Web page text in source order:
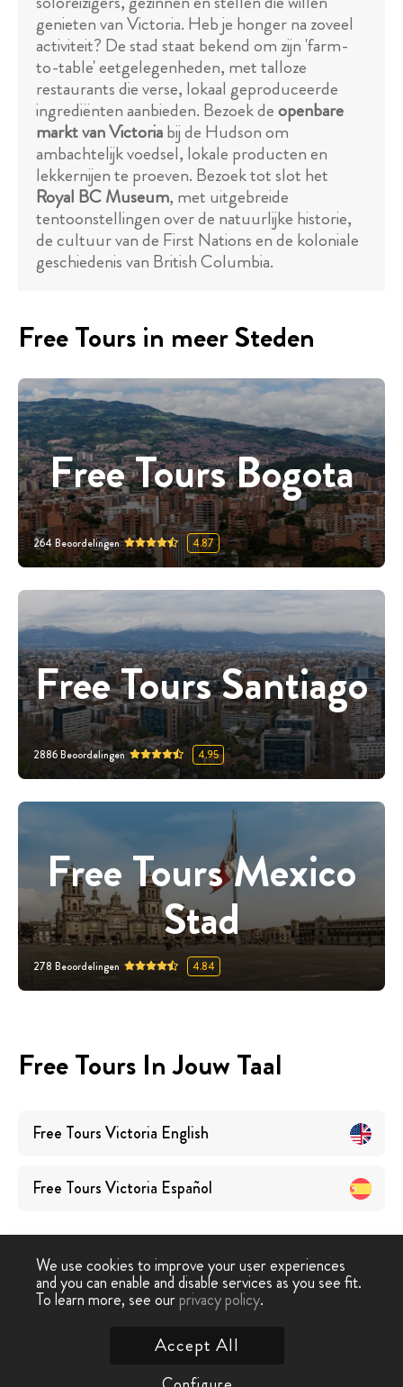
genieten van Victoria. Heb je honger na zoveel
activiteit? De stad staat bekend om zijn 'farm-
to-table' eetgelegenheden, met talloze
restaurants die verse, lokaal geproduceerde
ingrediënten aanbieden. Bezoek deopenbare
markt van Victoriabij de Hudson om
ambachtelijk voedsel, lokale producten en
lekkernijen te proeven. Bezoek tot slot het
Royal BC Museum, met uitgebreide
tentoonstellingen over de natuurlijke historie,
de cultuur van de First Nations en de koloniale
geschiedenis van British Columbia.
Free Tours in meer Steden
Free Tours Bogota
264Beoordelingen 4.87
Free Tours Santiago
2886Beoordelingen 4.95
Free Tours Mexico
Stad
278 Beoordelingen 4.84
Free Tours In Jouw Taal
Free ToursVictoria English
Free ToursVictoria Español
Free Walking Tour › Victoria
We use cookies to improve your user experiences
and you can enable and disable services as you see fit.
To learn more, see ourprivacy policy.
Accept All